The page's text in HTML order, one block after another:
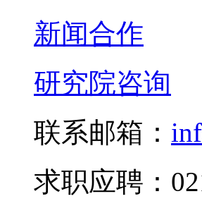
新闻合作
研究院咨询
联系邮箱：
求职应聘：